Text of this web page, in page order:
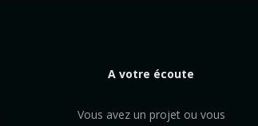
A votre écoute
Vous avez un projet ou vous